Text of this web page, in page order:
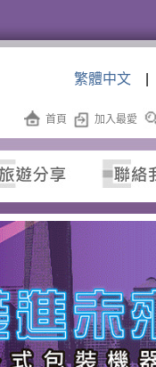
繁體中文|
首頁 加入最愛